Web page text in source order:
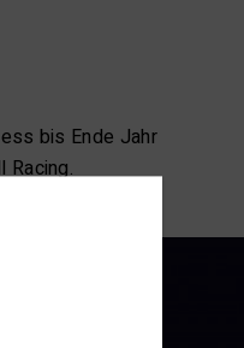
bis Ende Jahr
Racing.